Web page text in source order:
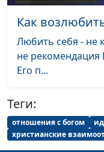
Как утешает Слово
Божье?
Вера и ожидание
второго пришествия
Человек или
библейские герои
образец для
Как
Любить себя - не
не рекомендация
Его п...
Теги:
отношения с богом
христианские